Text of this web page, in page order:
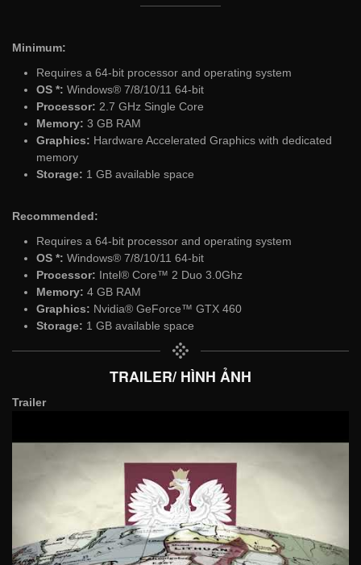
Minimum:
Requires a 64-bit processor and operating system
OS *: Windows® 7/8/10/11 64-bit
Processor: 2.7 GHz Single Core
Memory: 3 GB RAM
Graphics: Hardware Accelerated Graphics with dedicated
memory
Storage: 1 GB available space
Recommended:
Requires a 64-bit processor and operating system
OS *: Windows® 7/8/10/11 64-bit
Processor: Intel® Core™ 2 Duo 3.0Ghz
Memory: 4 GB RAM
Graphics: Nvidia® GeForce™ GTX 460
Storage: 1 GB available space
TRAILER/ HÌNH ẢNH
Trailer